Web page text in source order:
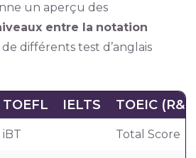
un aperçu des
entre la notation
de différents test d’anglais
TOEFL IELTS TOEIC
iBT Total Score